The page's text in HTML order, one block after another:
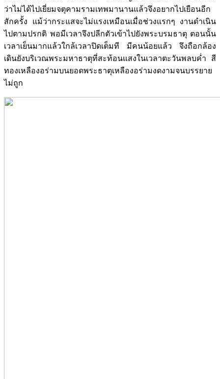
ว่าไม่ได้ไปเยี่ยมจตุคามรามเทพมานานแล้วจึงอยากไปเยือนอีก
สักครั้ง แม้ว่ากระแสจะไม่แรงเหมือนเมื่อช่วงแรกๆ งานดำเนิน
ไปตามปรกติ พอมีเวลาจึงปลีกตัวเข้าไปยังพระบรมธาตุ ตอนนั้น
เวลาเย็นมากแล้วใกล้เวลาปิดเต็มที มีคนน้อยแล้ว จึงถือกล้อง
เดินยังบริเวณพระมหาธาตุที่สะท้อนแสงในเวลาตะวันพลบค่ำ สี
ทองเหลืองอร่ามบนยอดพระธาตุเหลืองอร่ามงดงามจนบรรยาย
ไม่ถูก